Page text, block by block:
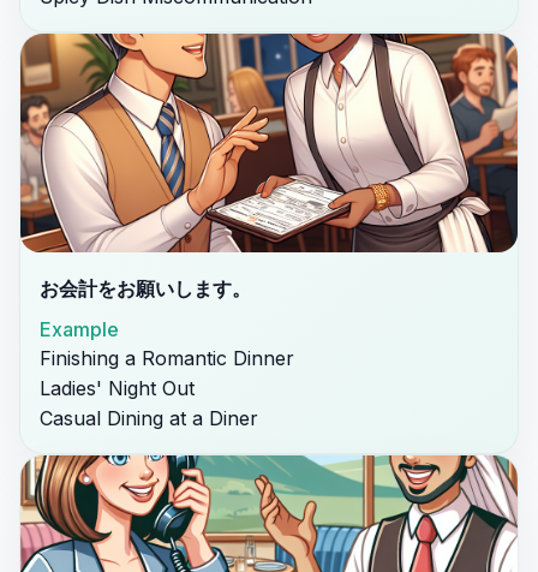
お会計をお願いします。
Example
Finishing a Romantic Dinner
Ladies' Night Out
Casual Dining at a Diner